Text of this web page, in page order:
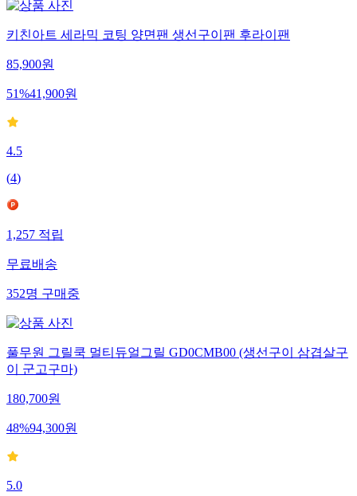
키친아트 세라믹 코팅 양면팬 생선구이팬 후라이팬
85,900원
51%41,900원
4.5
(4)
1,257적립
무료배송
352명구매중
풀무원 그릴쿡 멀티듀얼그릴 GD0CMB00 (생선구이 삼겹살구
이 군고구마)
180,700원
48%94,300원
5.0